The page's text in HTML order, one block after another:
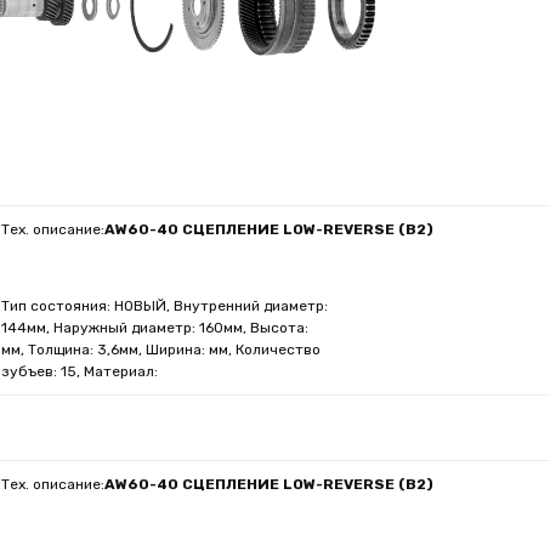
Тех. описание:AW60-40 СЦЕПЛЕНИЕ LOW-REVERSE (B2)
Тип состояния: НОВЫЙ, Внутренний диаметр:
144мм, Наружный диаметр: 160мм, Высота:
мм, Толщина: 3,6мм, Ширина: мм, Количество
зубъев: 15, Материал:
Тех. описание:AW60-40 СЦЕПЛЕНИЕ LOW-REVERSE (B2)